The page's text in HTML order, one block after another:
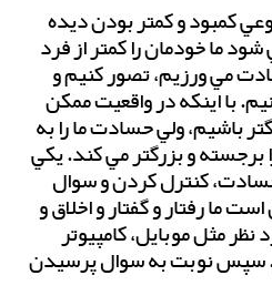
كمبود و كمتر بودن ديده
ما خودمان را كمتر از فرد
مي ورزيم، تصور كنيم و
با اينكه در واقعيت ممكن
باشيم، ولي حسادت ما را به
برجسته و بزرگتر مي كند. يكي
كنترل كردن و سوال
ما رفتار و گفتار و اخلاق و
مثل موبايل، كامپيوتر
سپس نوبت به سوال پرسيدن